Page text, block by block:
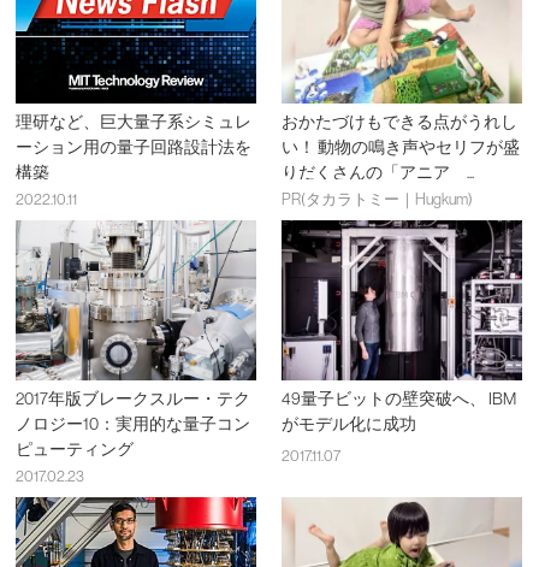
理研など、巨大量子系シミュレ
ーション用の量子回路設計法を
構築
2022.10.11
おかたづけもできる点がうれし
い！ 動物の鳴き声やセリフが盛
りだくさんの「アニア ...
PR(タカラトミー｜Hugkum)
2017年版ブレークスルー・テク
ノロジー10：実用的な量子コン
ピューティング
2017.02.23
49量子ビットの壁突破へ、 IBM
がモデル化に成功
2017.11.07